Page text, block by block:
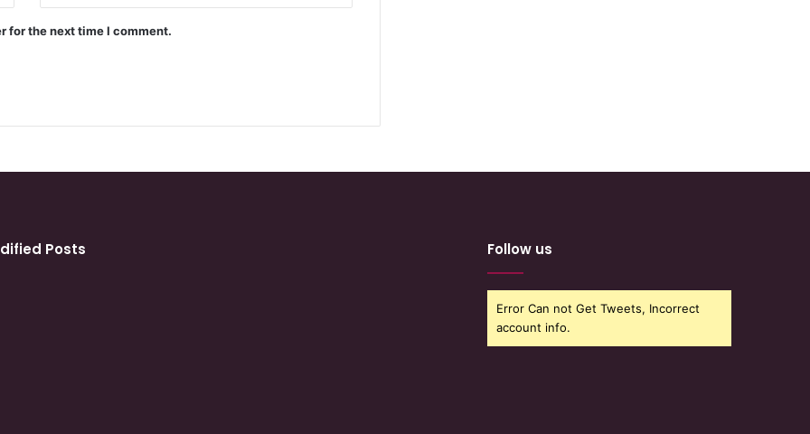
for the next time I comment.
Posts Follow us
Error Can not Get Tweets, Incorrect
account info.